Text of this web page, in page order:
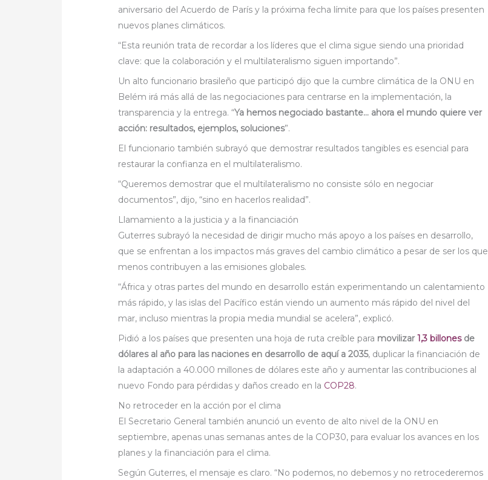
aniversario del Acuerdo de París y la próxima fecha límite para que los países presenten
nuevos planes climáticos.
“Esta reunión trata de recordar a los líderes que el clima sigue siendo una prioridad
clave: que la colaboración y el multilateralismo siguen importando”.
Un alto funcionario brasileño que participó dijo que la cumbre climática de la ONU en
Belém irá más allá de las negociaciones para centrarse en la implementación, la
transparencia y la entrega. “Ya hemos negociado bastante… ahora el mundo quiere ver
acción: resultados, ejemplos, soluciones”.
El funcionario también subrayó que demostrar resultados tangibles es esencial para
restaurar la confianza en el multilateralismo.
“Queremos demostrar que el multilateralismo no consiste sólo en negociar
documentos”, dijo, “sino en hacerlos realidad”.
Llamamiento a la justicia y a la financiación
Guterres subrayó la necesidad de dirigir mucho más apoyo a los países en desarrollo,
que se enfrentan a los impactos más graves del cambio climático a pesar de ser los que
menos contribuyen a las emisiones globales.
“África y otras partes del mundo en desarrollo están experimentando un calentamiento
más rápido, y las islas del Pacífico están viendo un aumento más rápido del nivel del
mar, incluso mientras la propia media mundial se acelera”, explicó.
Pidió a los países que presenten una hoja de ruta creíble para movilizar1,3 billonesde
dólares al año para las naciones en desarrollo de aquí a 2035, duplicar la financiación de
la adaptación a 40.000 millones de dólares este año y aumentar las contribuciones al
nuevo Fondo para pérdidas y daños creado en la COP28.
No retroceder en la acción por el clima
El Secretario General también anunció un evento de alto nivel de la ONU en
septiembre, apenas unas semanas antes de la COP30, para evaluar los avances en los
planes y la financiación para el clima.
Según Guterres, el mensaje es claro. “No podemos, no debemos y no retrocederemos